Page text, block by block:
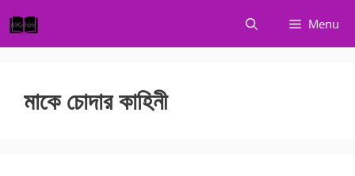
to
content
Menu
মাকে চোদার কাহিনী